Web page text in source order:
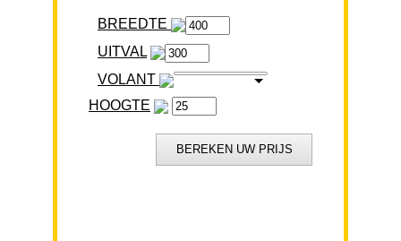
BREEDTE
VOLANT
HOOGTE